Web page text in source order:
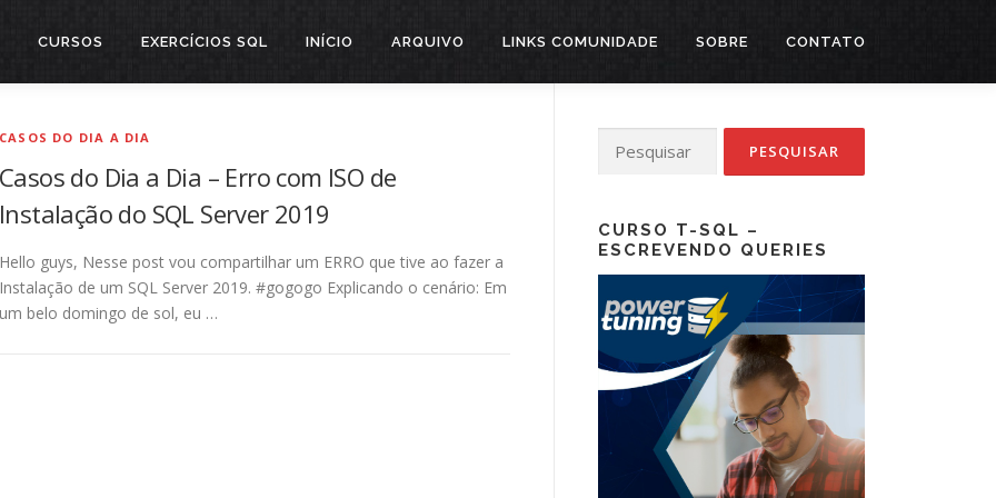
CURSOS EXERCÍCIOS SQL INÍCIO ARQUIVO LINKS COMUNIDADE SOBRE CONTATO
CASOS DO DIA A DIA
Casos do Dia a Dia – Erro com ISO de
Instalação do SQL Server 2019
Hello guys, Nesse post vou compartilhar um ERRO que tive ao fazer a
Instalação de um SQL Server 2019. #gogogo Explicando o cenário: Em
um belo domingo de sol, eu …
por:
CURSO T-SQL –
ESCREVENDO QUERIES